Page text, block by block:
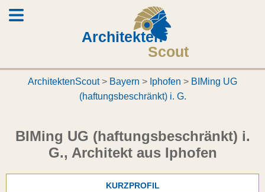
Architekten
Scout
ArchitektenScout> Bayern > Iphofen > BIMing UG
(haftungsbeschränkt) i. G.
BIMing UG (haftungsbeschränkt) i.
G., Architekt aus Iphofen
KURZPROFIL